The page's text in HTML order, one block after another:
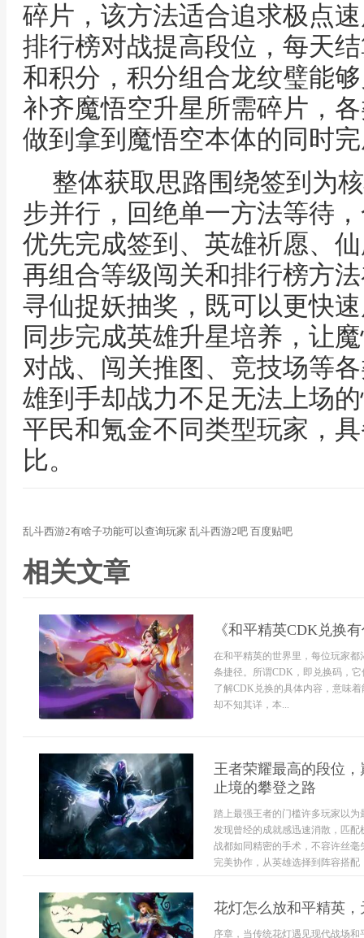
碎片，该方法适合追求极点
排行榜对战提高段位，每天
和积分，积分组合龙纹璧能
补齐魔悟空升星所需碎片，
做到拿到魔悟空本体的同时
整体获取思路围绕签到为
步并行，回绝单一方法等待
优先完成签到、英雄祈愿、
再组合等级闯关和排行榜方
寻仙捉妖抽奖，既可以更快
同步完成英雄升星培养，让
对战、闯关推图、竞技场等
雄到手却战力不足无法上场
平民和氪金不同类型玩家，
比。
乱斗西游2有啥子功能可以查询玩家 乱斗西游2吧 百度贴吧
相关文章
《和平精英CDK兑换
在和平精英的世界里，每位玩家
条捷径。所谓CDK，即兑换码，
了解CDK兑换的具体内容，意味
却不知其详，本...
王者荣耀最高的段位
止境的攀登之路
踏上最强王者的门槛许多玩家以
发现曾经的成就感迅速消散，匹
战都如同精密的手术，不容许丝
完美协作，从英雄选择到阵容搭
花灯怎么放和平精英
序章，当传统花灯遇见现代战场